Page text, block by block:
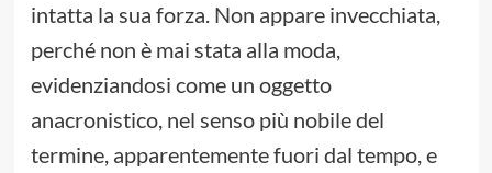
intatta la sua forza. Non appare invecchiata,
perché non è mai stata alla moda,
evidenziandosi come un oggetto
anacronistico, nel senso più nobile del
termine, apparentemente fuori dal tempo, e